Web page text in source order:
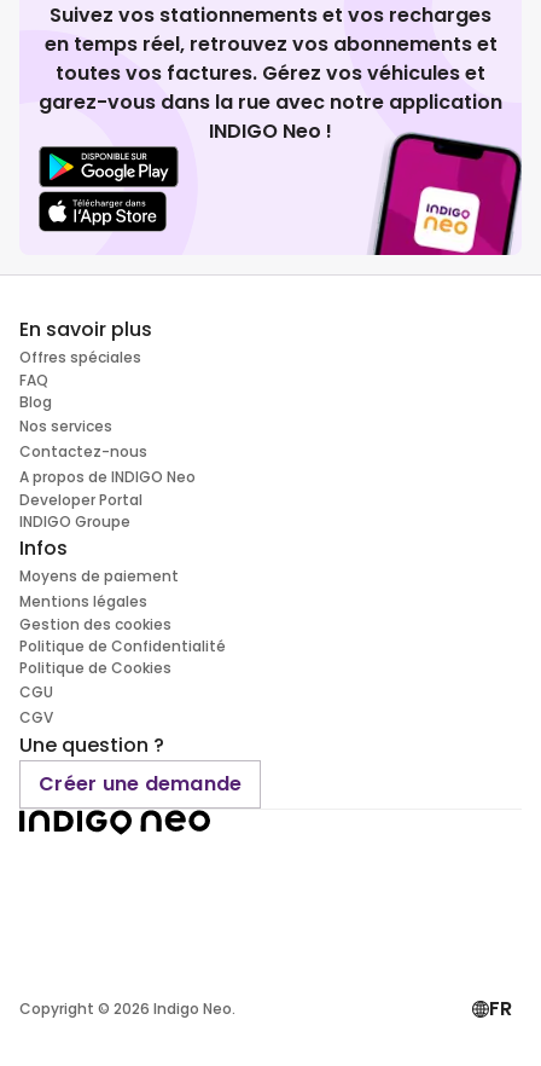
Suivez vos stationnements et vos recharges
en temps réel, retrouvez vos abonnements et
toutes vos factures. Gérez vos véhicules et
garez-vous dans la rue avec notre application
INDIGO Neo !
En savoir plus
Offres spéciales
FAQ
Blog
Nos services
Contactez-nous
A propos de INDIGO Neo
Developer Portal
INDIGO Groupe
Infos
Moyens de paiement
Mentions légales
Gestion des cookies
Politique de Confidentialité
Politique de Cookies
CGU
CGV
Une question ?
Créer une demande
Copyright © 2026 Indigo Neo. FR